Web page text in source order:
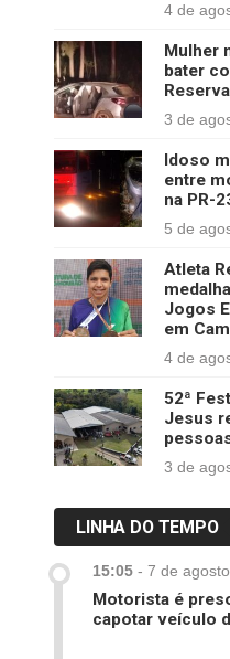
4 de
Mulher
bater
3 de
Idoso
entre
na PR-
5 de
Atleta
Jogos
em
4 de
52ª
Jesus
3 de
LINHA DO TEMPO
15:05 - 7 de
Motorista é
capotar veículo